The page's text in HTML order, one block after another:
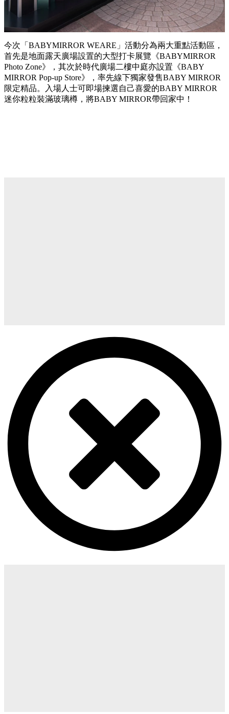
今次「BABYMIRROR WEARE」活動分為兩大重點活動區，
首先是地面露天廣場設置的大型打卡展覽《BABYMIRROR
Photo Zone》，其次於時代廣場二樓中庭亦設置《BABY
MIRROR Pop-up Store》，率先線下獨家發售BABY MIRROR
限定精品。入場人士可即場揀選自己喜愛的BABY MIRROR
迷你粒粒裝滿玻璃樽，將BABY MIRROR帶回家中！